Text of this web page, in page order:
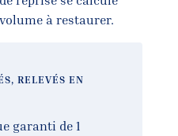
à restaurer.
RELEVÉS EN
garanti de 1